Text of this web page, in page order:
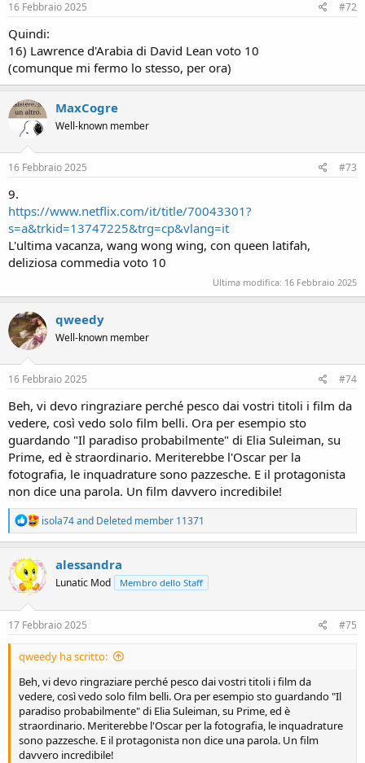
s
16 Febbraio 2025 #72
Quindi:
16) Lawrence d'Arabia di David Lean voto 10
(comunque mi fermo lo stesso, per ora)
MaxCogre
Well-known member
16 Febbraio 2025 #73
9.
https://www.netflix.com/it/title/70043301?
s=a&trkid=13747225&trg=cp&vlang=it
L'ultima vacanza, wang wong wing, con queen latifah,
deliziosa commedia voto 10
Ultima modifica: 16 Febbraio 2025
qweedy
Well-known member
16 Febbraio 2025 #74
Beh, vi devo ringraziare perché pesco dai vostri titoli i film da
vedere, così vedo solo film belli. Ora per esempio sto
guardando "Il paradiso probabilmente" di Elia Suleiman, su
Prime, ed è straordinario. Meriterebbe l'Oscar per la
fotografia, le inquadrature sono pazzesche. E il protagonista
non dice una parola. Un film davvero incredibile!
R
e
a
t
i
n
s
isola74and Deleted member 11371
alessandra
Lunatic Mod Membro dello Staff
17 Febbraio 2025 #75
qweedy ha scritto:
Beh, vi devo ringraziare perché pesco dai vostri titoli i film da
vedere, così vedo solo film belli. Ora per esempio sto guardando "Il
paradiso probabilmente" di Elia Suleiman, su Prime, ed è
straordinario. Meriterebbe l'Oscar per la fotografia, le inquadrature
sono pazzesche. E il protagonista non dice una parola. Un film
davvero incredibile!